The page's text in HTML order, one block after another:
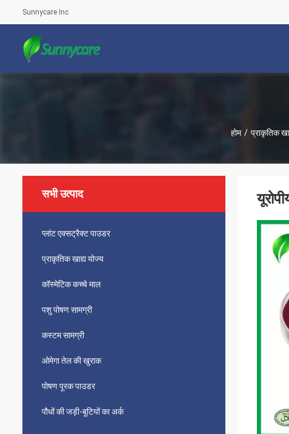
Sunnycare Inc
होम / प्राकृतिक
सभी उत्पाद
प्लांट एक्सट्रैक्ट पाउडर
प्राकृतिक खाद्य योज्य
कॉस्मेटिक कच्चे माल
पशु पोषण सामग्री
कस्टम सामग्री
ओमेगा तेल की खुराक
पोषण पूरक पाउडर
पौधों की जड़ी-बूटियों का अर्क